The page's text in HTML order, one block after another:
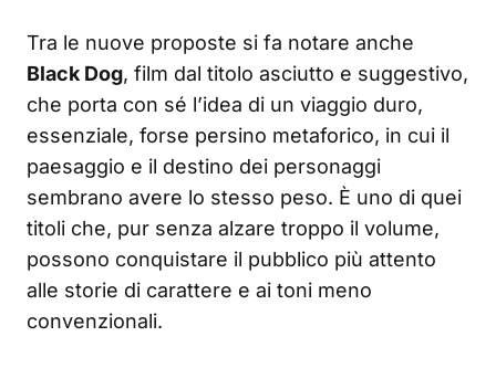
Tra le nuove proposte si fa notare anche
Black Dog, film dal titolo asciutto e suggestivo,
che porta con sé l’idea di un viaggio duro,
essenziale, forse persino metaforico, in cui il
paesaggio e il destino dei personaggi
sembrano avere lo stesso peso. È uno di quei
titoli che, pur senza alzare troppo il volume,
possono conquistare il pubblico più attento
alle storie di carattere e ai toni meno
convenzionali.